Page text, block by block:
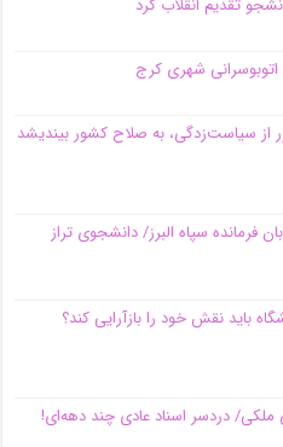
از سیاست‌زدگی، به صلاح کشور بیندیشد
فرمانده سپاه البرز/ دانشجوی تراز
باید نقش خود را بازآرایی کند؟
ملکی/ دردسر اسناد عادی چند‌ دهه‌ای!